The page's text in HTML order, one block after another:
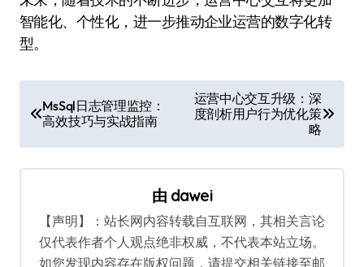
智能化、个性化，进一步推动企业运营的数字化转
型。
章
导
航
MsSql日志管理监控：
高效技巧与实战指南
运营中心交互升级：深
度剖析用户行为优化策
略
由 dawei
【声明】：站长网内容转载自互联网，其相关言论
仅代表作者个人观点绝非权威，不代表本站立场。
如您发现内容存在版权问题，请提交相关链接至邮